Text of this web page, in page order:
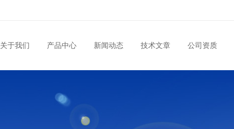
关于我们 产品中心 新闻动态 技术文章 公司资质